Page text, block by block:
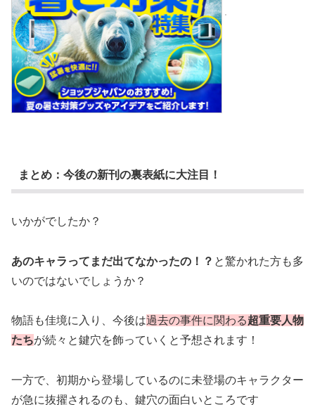
まとめ：今後の新刊の裏表紙に大注目！
いかがでしたか？
あのキャラってまだ出てなかったの！？ と驚かれた方も多
いのではないでしょうか？
物語も佳境に入り、今後は過去の事件に関わる超重要人物
たちが続々と鍵穴を飾っていくと予想されます！
一方で、初期から登場しているのに未登場のキャラクター
が急に抜擢されるのも、鍵穴の面白いところです